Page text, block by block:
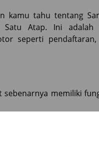
kamu tahu tentang
Satu Atap. Ini adalah
seperti pendaftaran,
sebenarnya memiliki
identitas kendaraan.